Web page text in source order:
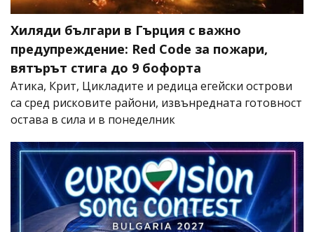
Хиляди българи в Гърция с важно
предупреждение: Red Code за пожари,
вятърът стига до 9 бофорта
Атика, Крит, Цикладите и редица егейски острови
са сред рисковите райони, извънредната готовност
остава в сила и в понеделник